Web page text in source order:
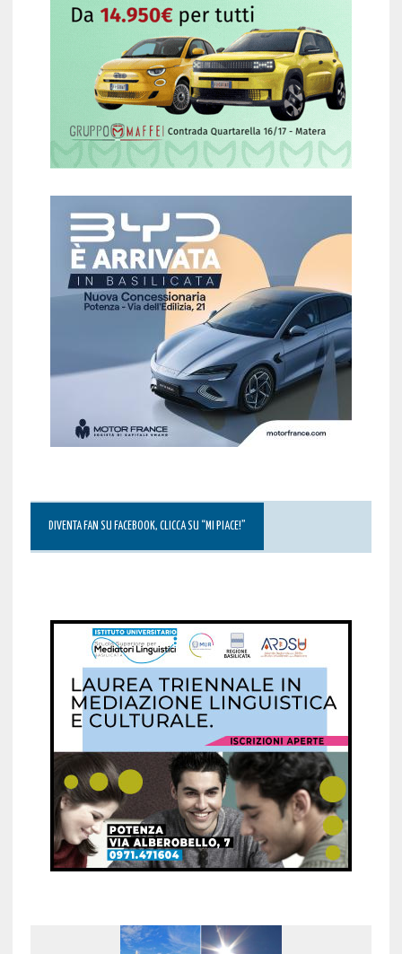
DIVENTA FAN SU FACEBOOK, CLICCA SU “MI PIACE!”